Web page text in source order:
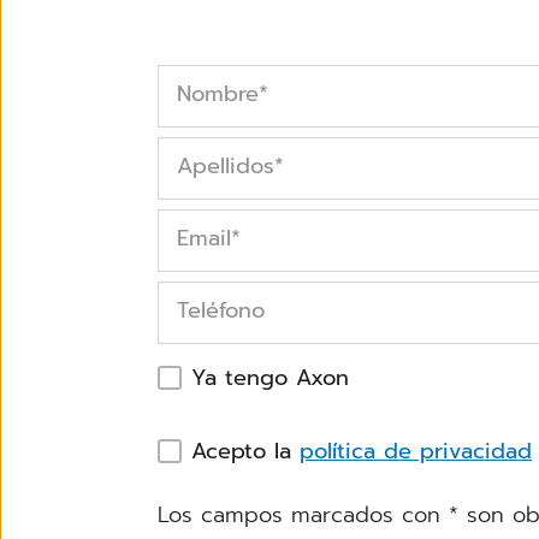
Nombre*
Apellidos*
Email*
Teléfono
Ya tengo Axon
Acepto la política de privacidad
Los campos marcados con * son